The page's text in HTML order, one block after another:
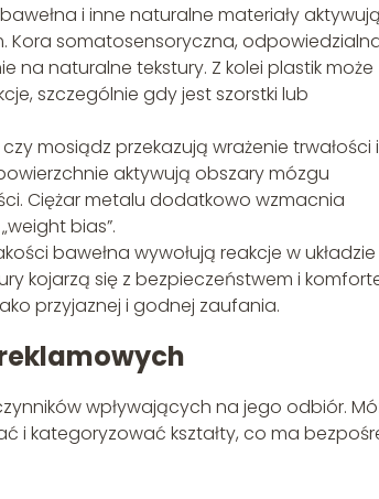
i inne naturalne materiały aktywują
Kora somatosensoryczna,
naturalne tekstury. Z kolei plastik może
szczególnie gdy jest szorstki lub
mosiądz przekazują wrażenie trwałości i
aktywują obszary mózgu
Ciężar metalu dodatkowo wzmacnia
bias”.
bawełna wywołują reakcje w układzie
kojarzą się z bezpieczeństwem i
przyjaznej i godnej zaufania.
wpływających na jego odbiór.
i kategoryzować kształty, co ma